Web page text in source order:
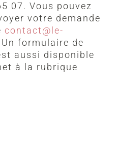
07. Vous pouvez
votre demande
contact@le-
Un formulaire de
aussi disponible
à la rubrique